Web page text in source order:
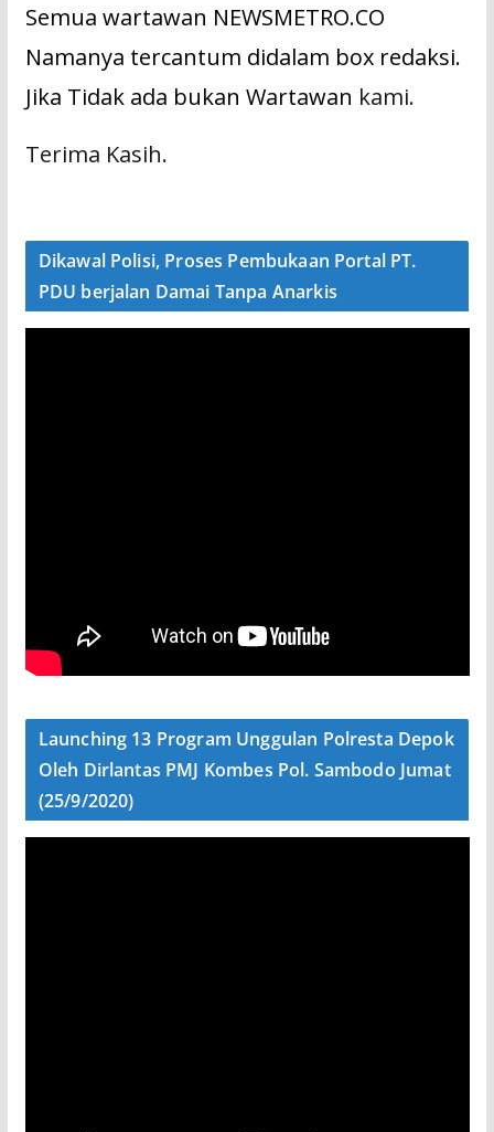
Semua wartawan NEWSMETRO.CO
Namanya tercantum didalam box redaksi.
Jika Tidak ada bukan Wartawan kami.
Terima Kasih.
Dikawal Polisi, Proses Pembukaan Portal PT.
PDU berjalan Damai Tanpa Anarkis
Launching 13 Program Unggulan Polresta Depok
Oleh Dirlantas PMJ Kombes Pol. Sambodo Jumat
(25/9/2020)